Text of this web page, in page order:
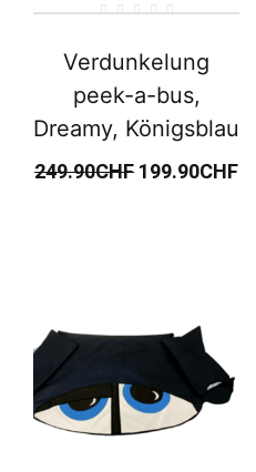
Verdunkelung
peek-a-bus,
Dreamy, Königsblau
249.90CHF 199.90CHF